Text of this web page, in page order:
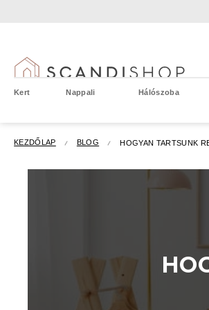
Kert Nappali Hálószoba
KEZDŐLAP BLOG HOGYAN TARTSUNK